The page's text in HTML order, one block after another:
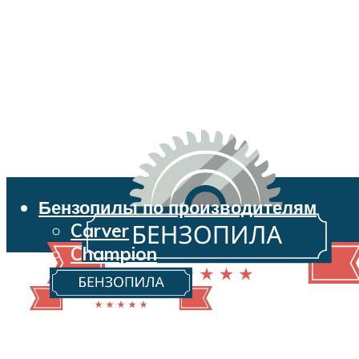
Бензопилы по производителям
Carver
Champion
Echo
Husqvarna